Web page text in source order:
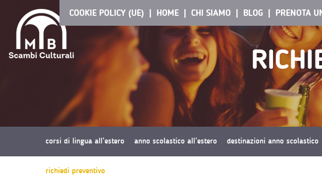
PRENOTA
BLOG
CHI SIAMO
HOME
COOKIE POLICY (UE)
corsi di lingua all’estero anno scolastico all’estero destinazioni anno scolastico
richiedi preventivo